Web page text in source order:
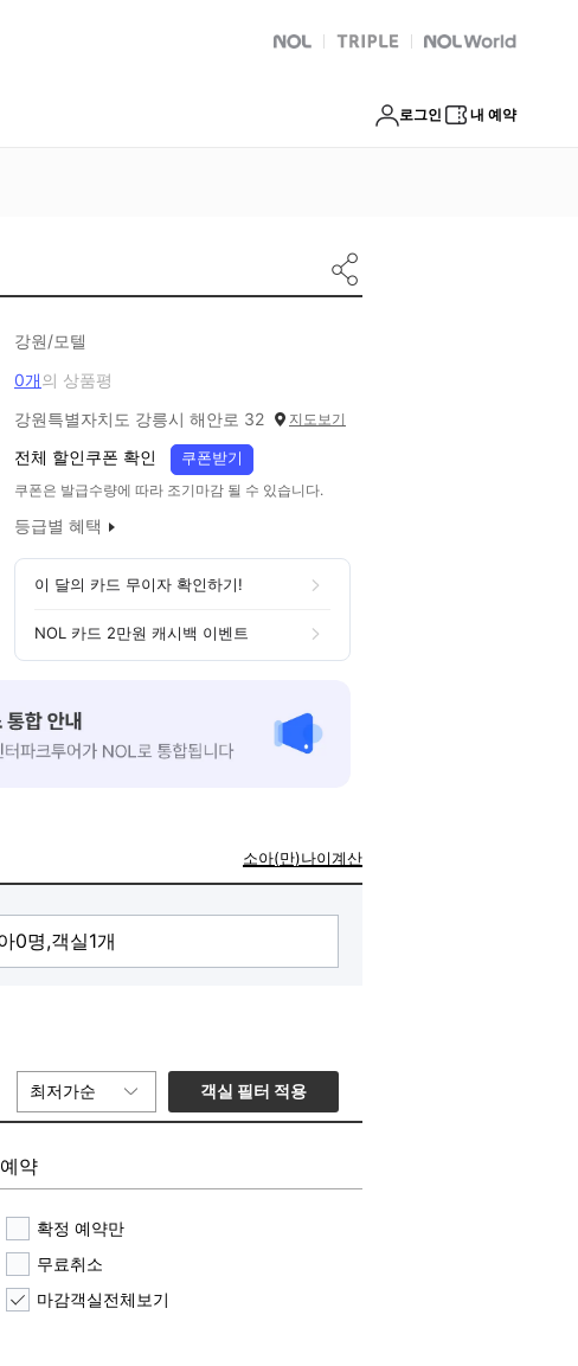
NOL 트리플 Global Interpark
로그인 내 예약
강원/모텔
0개의 상품평
강원특별자치도 강릉시 해안로 32 지도보기
전체 할인쿠폰 확인 쿠폰받기
쿠폰은 발급수량에 따라 조기마감 될 수 있습니다.
등급별 혜택
이 달의 카드 무이자 확인하기!
NOL 카드 2만원 캐시백 이벤트
소아(만)나이계산
최저가순 객실 필터 적용
예약
확정 예약만
무료취소
마감객실전체보기